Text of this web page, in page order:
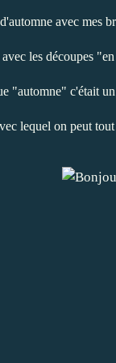
avec mes
les découpes
"automne" c'était
lequel on peut